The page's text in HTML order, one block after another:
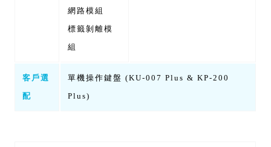
網路模組
標籤剝離模
組
客戶選
配
單機操作鍵盤 (KU-007 Plus & KP-200
Plus)